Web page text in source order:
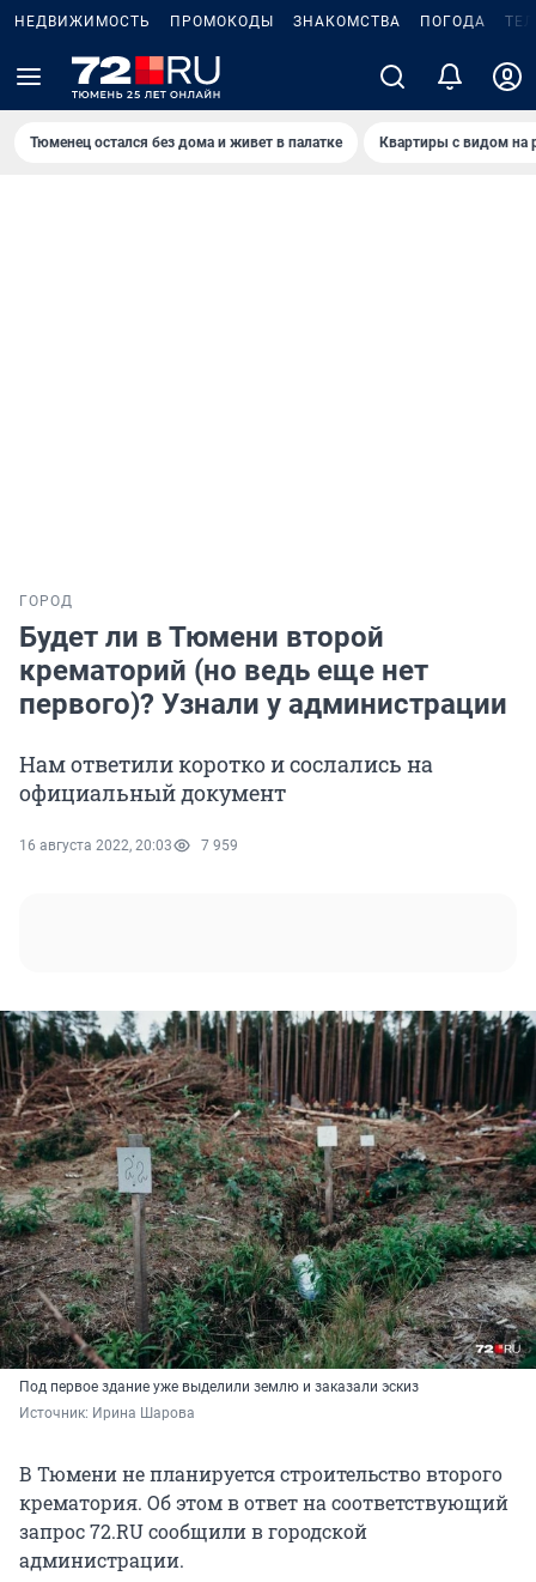
НЕДВИЖИМОСТЬ ПРОМОКОДЫ ЗНАКОМСТВА ПОГОДА
Тюменец остался без дома и живет в палатке Квартиры с видом на
ГОРОД
Будет ли в Тюмени второй
крематорий (но ведь еще нет
первого)? Узнали у администрации
Нам ответили коротко и сослались на
официальный документ
16 августа 2022, 20:03 7 959
Под первое здание уже выделили землю и заказали эскиз
Источник: Ирина Шарова
В Тюмени не планируется строительство второго
крематория. Об этом в ответ на соответствующий
запрос 72.RU сообщили в городской
администрации.